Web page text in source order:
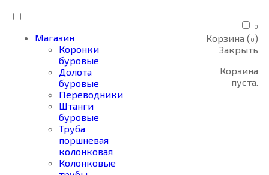
Магазин
Коронки
буровые
Долота
буровые
Переводники
Штанги
буровые
Труба
поршневая
колонковая
Колонковые
0
Корзина (0)
Закрыть
Корзина
пуста.